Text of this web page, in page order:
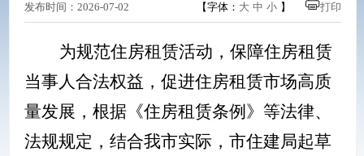
发布时间：2026-07-02
【字体： 大 中 小】 打印
为规范住房租赁活动，保障住房租赁
当事人合法权益，促进住房租赁市场高质
量发展，根据《住房租赁条例》等法律、
法规规定，结合我市实际，市住建局起草